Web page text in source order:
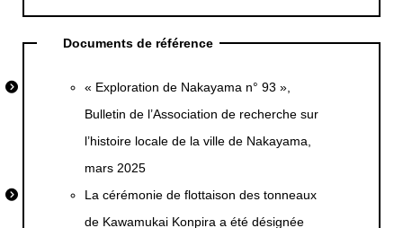
Documents de référence
« Exploration de Nakayama n° 93 »,
Bulletin de l’Association de recherche sur
l’histoire locale de la ville de Nakayama,
mars 2025
La cérémonie de flottaison des tonneaux
de Kawamukai Konpira a été désignée